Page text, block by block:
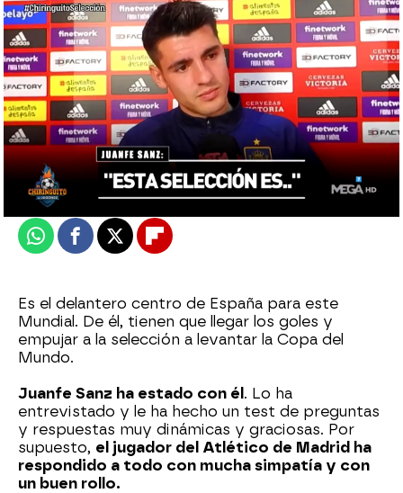
El Chiringuito
Madrid
Actualizado:25 de noviembre de 2022, 06:00
Publicado:
25 de noviembre de 2022, 02:37
WhatsappFacebook
X Flipboard
Es el delantero centro de España para este
Mundial. De él, tienen que llegar los goles y
empujar a la selección a levantar la Copa del
Mundo.
Juanfe Sanz ha estado con él . Lo ha
entrevistado y le ha hecho un test de preguntas
y respuestas muy dinámicas y graciosas. Por
supuesto, el jugador del Atlético de Madrid ha
respondido a todo con mucha simpatía y con
un buen rollo.